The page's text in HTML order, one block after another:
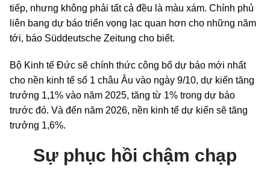
tiếp, nhưng không phải tất cả đều là màu xám. Chính phủ
liên bang dự báo triển vọng lạc quan hơn cho những năm
tới, báo Süddeutsche Zeitung cho biết.
Bộ Kinh tế Đức sẽ chính thức công bố dự báo mới nhất
cho nền kinh tế số 1 châu Âu vào ngày 9/10, dự kiến tăng
trưởng 1,1% vào năm 2025, tăng từ 1% trong dự báo
trước đó. Và đến năm 2026, nền kinh tế dự kiến sẽ tăng
trưởng 1,6%.
Sự phục hồi chậm chạp